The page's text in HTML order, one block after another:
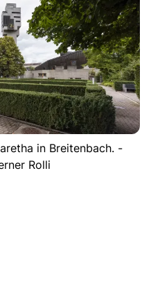
in Breitenbach. -
Rolli